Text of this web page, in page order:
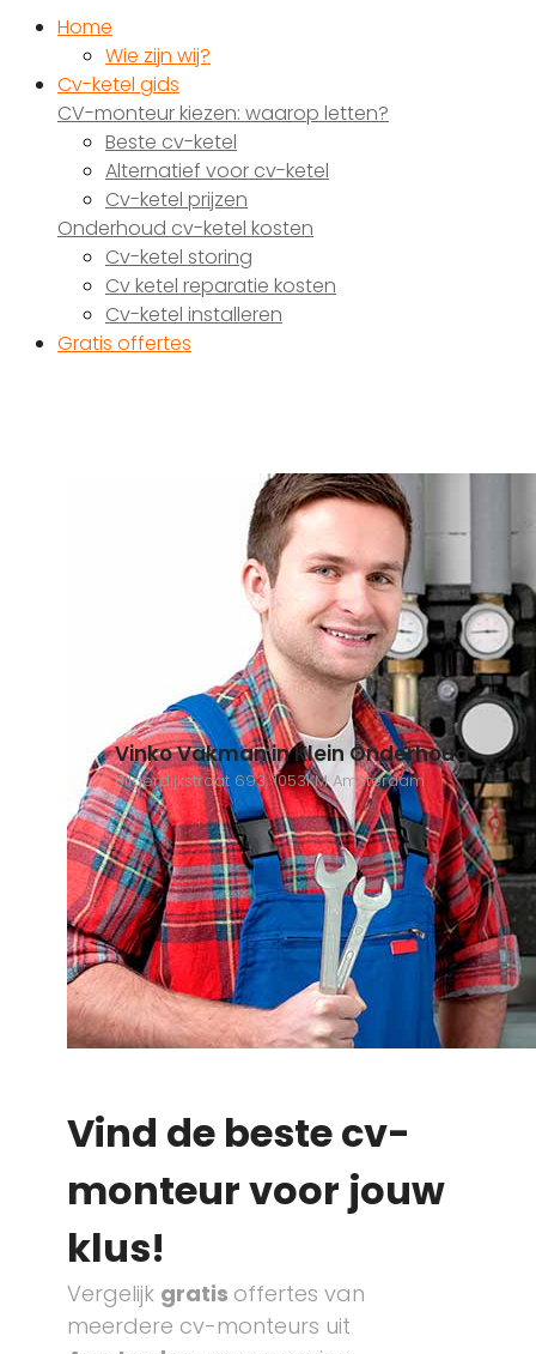
Home
Wie zijn wij?
Cv-ketel gids
CV-monteur kiezen: waarop letten?
Beste cv-ketel
Alternatief voor cv-ketel
Cv-ketel prijzen
Onderhoud cv-ketel kosten
Cv-ketel storing
Cv ketel reparatie kosten
Cv-ketel installeren
Gratis offertes
Vinko Vakman in Klein Onderhoud
Bilderdijkstraat 693, 1053KM Amsterdam
Vind de beste cv-
monteur voor jouw
klus!
Vergelijk gratis offertes van
meerdere cv-monteurs uit